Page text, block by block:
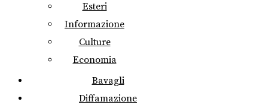
Esteri
Informazione
Culture
Economia
Bavagli
Diffamazione